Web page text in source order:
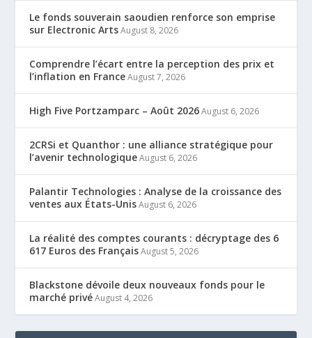
Le fonds souverain saoudien renforce son emprise
sur Electronic Arts August 8, 2026
Comprendre l’écart entre la perception des prix et
l’inflation en France August 7, 2026
High Five Portzamparc – Août 2026 August 6, 2026
2CRSi et Quanthor : une alliance stratégique pour
l’avenir technologique August 6, 2026
Palantir Technologies : Analyse de la croissance des
ventes aux États-Unis August 6, 2026
La réalité des comptes courants : décryptage des 6
617 Euros des Français August 5, 2026
Blackstone dévoile deux nouveaux fonds pour le
marché privé August 4, 2026